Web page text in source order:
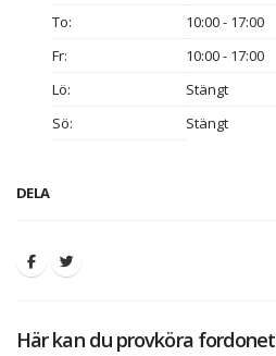
To:
10:00 - 17:00
Fr:
10:00 - 17:00
Lö:
Stängt
Sö:
Stängt
DELA
Här kan du provköra fordonet